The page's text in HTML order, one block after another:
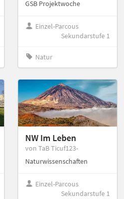
GSB Projektwoche
Einzel-Parcous
Sekundarstufe 1
Natur
NW Im Leben
von TaB Ticuf123-
Naturwissenschaften
Einzel-Parcous
Sekundarstufe 1